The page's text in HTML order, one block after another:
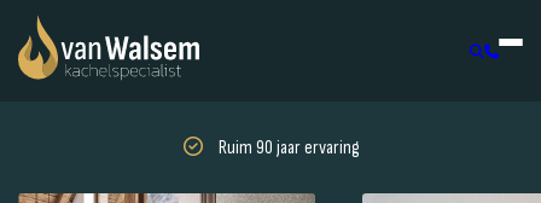
Ruim 90 jaar ervaring